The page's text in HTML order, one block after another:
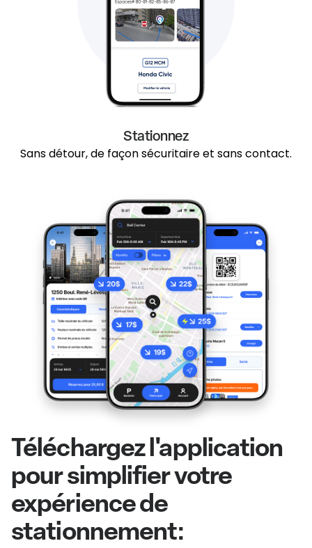
Stationnez
Sans détour, de façon sécuritaire et sans contact.
Téléchargez l'application
pour simplifier votre
expérience de
stationnement: